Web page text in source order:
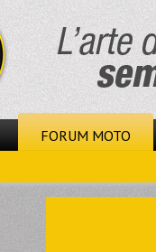
FORUM MOTO